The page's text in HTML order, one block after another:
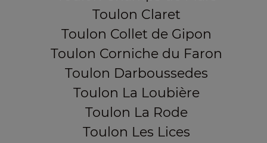
Toulon Claret
Toulon Collet de Gipon
Toulon Corniche du Faron
Toulon Darboussedes
Toulon La Loubière
Toulon La Rode
Toulon Les Lices